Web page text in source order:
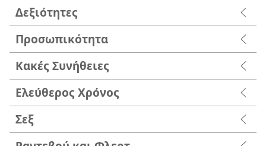
Δεξιότητες
Προσωπικότητα
Κακές Συνήθειες
Ελεύθερος Χρόνος
Σεξ